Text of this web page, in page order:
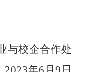
与校企合作处
9日